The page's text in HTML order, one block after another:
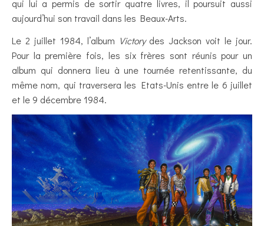
qui lui a permis de sortir quatre livres, il poursuit aussi
aujourd’hui son travail dans les Beaux-Arts.
Le 2 juillet 1984, l’album Victorydes Jackson voit le jour.
Pour la première fois, les six frères sont réunis pour un
album qui donnera lieu à une tournée retentissante, du
même nom, qui traversera les Etats-Unis entre le 6 juillet
et le 9 décembre 1984.